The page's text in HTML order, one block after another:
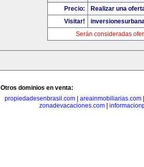
Precio:
Realizar una
Visitar!
Serán consideradas
Otros dominios en venta:
propiedadesenbrasil.com
areainmobiliarias.com
zonadevacaciones.com|